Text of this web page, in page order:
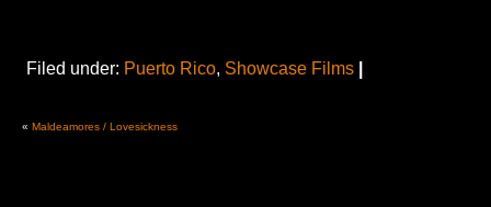
Filed under: Puerto Rico, Showcase Films
« Maldeamores / Lovesickness